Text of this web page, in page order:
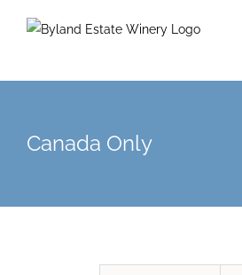
Canada Only